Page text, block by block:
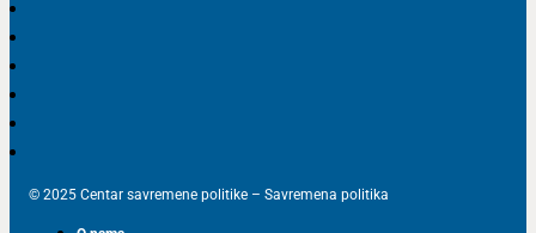
© 2025 Centar savremene politike – Savremena politika